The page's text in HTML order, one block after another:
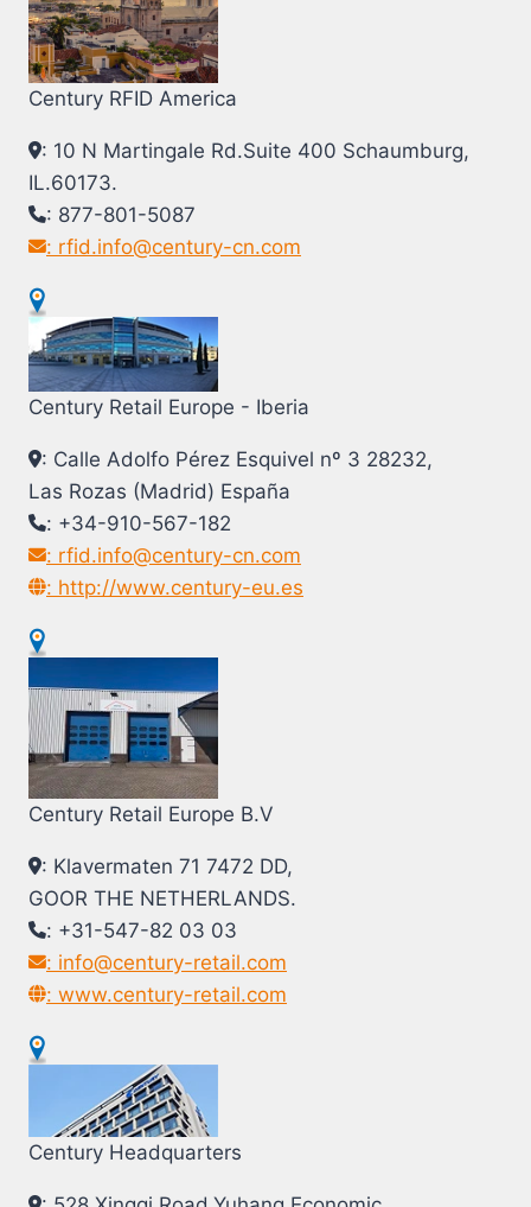
Century RFID America
: 10 N Martingale Rd.Suite 400 Schaumburg,
IL.60173.
: 877-801-5087
: rfid.info@century-cn.com
Century Retail Europe - Iberia
: Calle Adolfo Pérez Esquivel nº 3 28232,
Las Rozas (Madrid) España
: +34-910-567-182
: rfid.info@century-cn.com
: http://www.century-eu.es
Century Retail Europe B.V
: Klavermaten 71 7472 DD,
GOOR THE NETHERLANDS.
: +31-547-82 03 03
: info@century-retail.com
: www.century-retail.com
Century Headquarters